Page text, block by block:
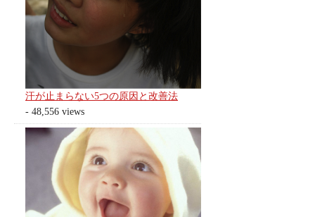
汗が止まらない5つの原因と改善法
- 48,556 views